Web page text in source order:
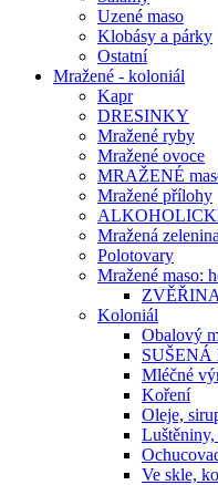
Uzené maso
Klobásy a párky
Ostatní
Mražené - koloniál
Kapr
DRESINKY
Mražené ryby
Mražené ovoce
MRAŽENÉ
Mražené přílohy
Mražená
Polotovary
Mražené maso:
Koloniál
Obalový
SUŠENÁ
Mléčné
Koření
Oleje,
Ve skle,